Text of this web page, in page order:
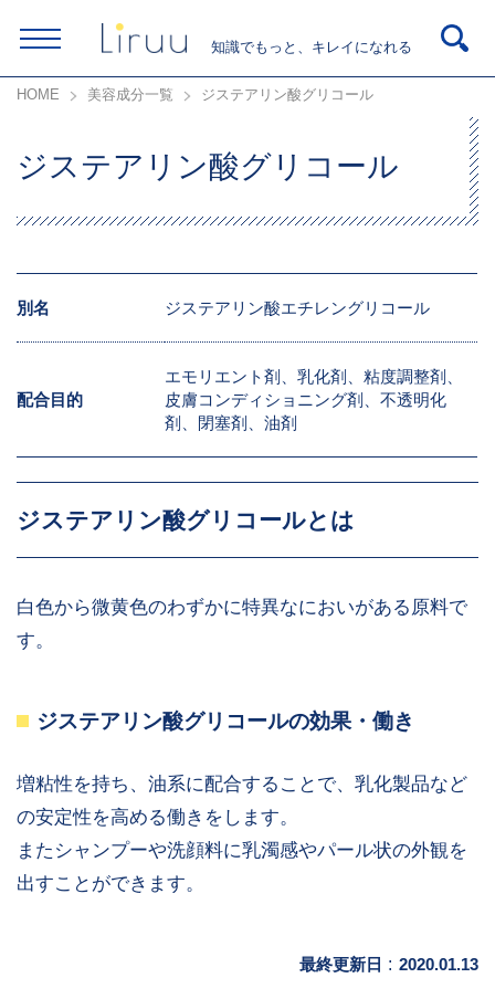
知識でもっと、キレイになれる
HOME 美容成分一覧 ジステアリン酸グリコール
ジステアリン酸グリコール
別名 ジステアリン酸エチレングリコール
配合目的
エモリエント剤、乳化剤、粘度調整剤、
皮膚コンディショニング剤、不透明化
剤、閉塞剤、油剤
ジステアリン酸グリコールとは
白色から微黄色のわずかに特異なにおいがある原料で
す。
ジステアリン酸グリコールの効果・働き
増粘性を持ち、油系に配合することで、乳化製品など
の安定性を高める働きをします。
またシャンプーや洗顔料に乳濁感やパール状の外観を
出すことができます。
最終更新日 : 2020.01.13